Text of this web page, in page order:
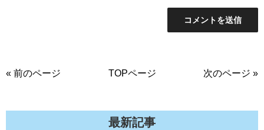
« 前のページ TOPページ 次のページ »
最新記事